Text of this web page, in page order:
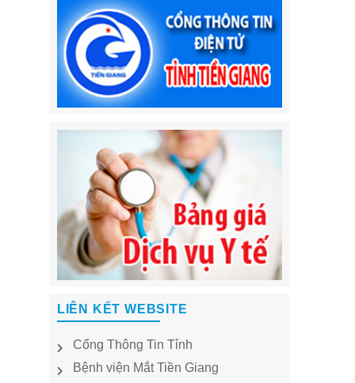
LIÊN KẾT WEBSITE
Cổng Thông Tin Tỉnh
Bệnh viện Mắt Tiền Giang